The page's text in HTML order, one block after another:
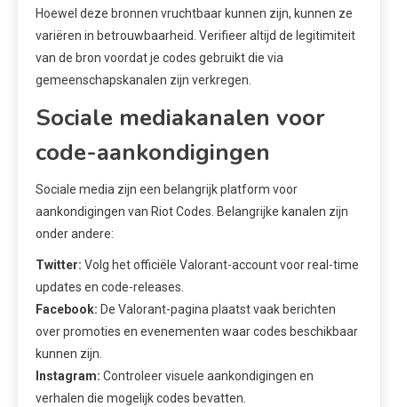
Hoewel deze bronnen vruchtbaar kunnen zijn, kunnen ze
variëren in betrouwbaarheid. Verifieer altijd de legitimiteit
van de bron voordat je codes gebruikt die via
gemeenschapskanalen zijn verkregen.
Sociale mediakanalen voor
code-aankondigingen
Sociale media zijn een belangrijk platform voor
aankondigingen van Riot Codes. Belangrijke kanalen zijn
onder andere:
Twitter: Volg het officiële Valorant-account voor real-time
updates en code-releases.
Facebook: De Valorant-pagina plaatst vaak berichten
over promoties en evenementen waar codes beschikbaar
kunnen zijn.
Instagram: Controleer visuele aankondigingen en
verhalen die mogelijk codes bevatten.